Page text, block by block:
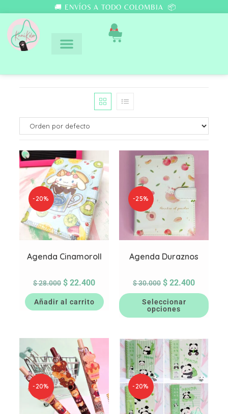
🚚 ENVÍOS A TODO COLOMBIA 📦
0
-20%
Agenda Cinamoroll
$28.000 $ 22.400
Añadir al carrito
-25%
Agenda Duraznos
$30.000 $ 22.400
Seleccionar
opciones
-20% -20%